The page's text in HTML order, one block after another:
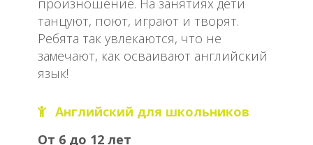
танцуют, поют, играют и творят.
Ребята так увлекаются, что не
замечают, как осваивают английский
язык!
Английский для школьников
От 6 до 12 лет